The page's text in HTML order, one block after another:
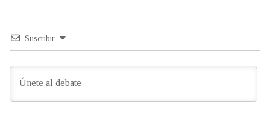
Suscribir